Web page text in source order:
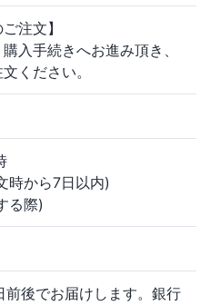
注文】
入手続きへお進み頂き、
ください。
時から7日以内)
る際)
後でお届けします。銀行